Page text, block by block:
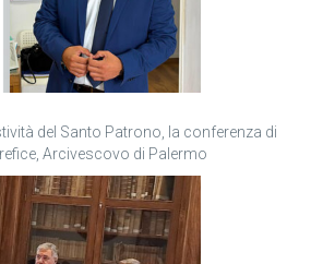
del Santo Patrono, la conferenza di
Arcivescovo di Palermo